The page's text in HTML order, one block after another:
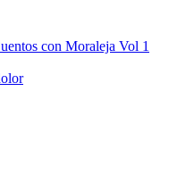
con Moraleja Vol 1